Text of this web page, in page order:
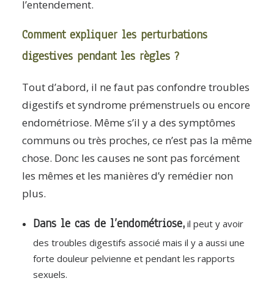
l’entendement.
Comment expliquer les perturbations
digestives pendant les règles ?
Tout d’abord, il ne faut pas confondre troubles
digestifs et syndrome prémenstruels ou encore
endométriose. Même s’il y a des symptômes
communs ou très proches, ce n’est pas la même
chose. Donc les causes ne sont pas forcément
les mêmes et les manières d’y remédier non
plus.
Dans le cas de l’endométriose, il peut y avoir
des troubles digestifs associé mais il y a aussi une
forte douleur pelvienne et pendant les rapports
sexuels.